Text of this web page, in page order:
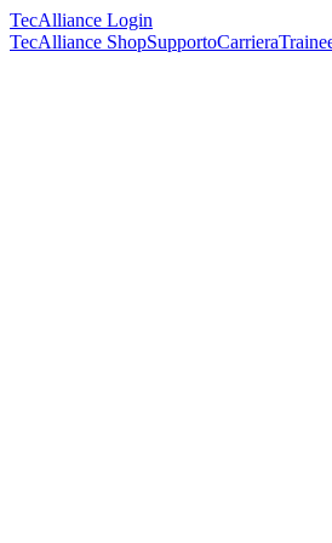
TecAlliance Login
TecAlliance ShopSupportoCarriera